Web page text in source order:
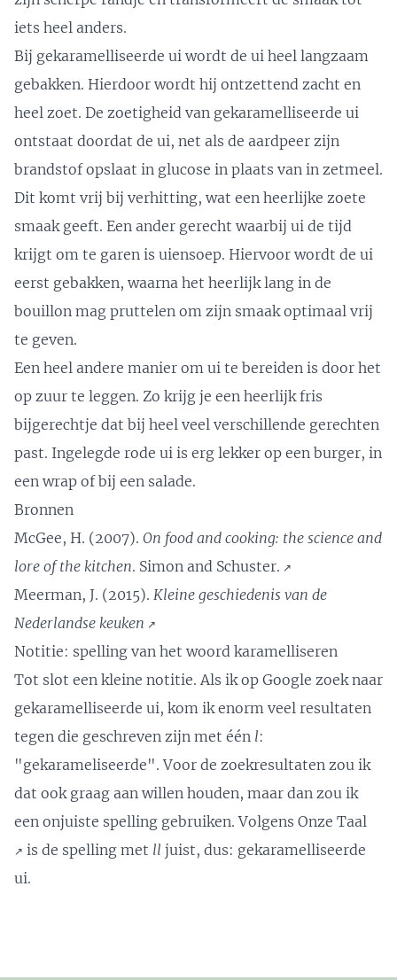
iets heel anders.
Bij gekaramelliseerde ui wordt de ui heel langzaam
gebakken. Hierdoor wordt hij ontzettend zacht en
heel zoet. De zoetigheid van gekaramelliseerde ui
ontstaat doordat de ui, net als de aardpeer zijn
brandstof opslaat in glucose in plaats van in zetmeel.
Dit komt vrij bij verhitting, wat een heerlijke zoete
smaak geeft. Een ander gerecht waarbij ui de tijd
krijgt om te garen is uiensoep. Hiervoor wordt de ui
eerst gebakken, waarna het heerlijk lang in de
bouillon mag pruttelen om zijn smaak optimaal vrij
te geven.
Een heel andere manier om ui te bereiden is door het
op zuur te leggen. Zo krijg je een heerlijk fris
bijgerechtje dat bij heel veel verschillende gerechten
past. Ingelegde rode ui is erg lekker op een burger, in
een wrap of bij een salade.
Bronnen
McGee, H. (2007). On food and cooking: the science and
lore of the kitchen. Simon and Schuster. ↗️
Meerman, J. (2015). Kleine geschiedenis van de
Nederlandse keuken ↗️
Notitie: spelling van het woord karamelliseren
Tot slot een kleine notitie. Als ik op Google zoek naar
gekaramelliseerde ui, kom ik enorm veel resultaten
tegen die geschreven zijn met één l:
"gekarameliseerde". Voor de zoekresultaten zou ik
dat ook graag aan willen houden, maar dan zou ik
een onjuiste spelling gebruiken. Volgens Onze Taal
↗️ is de spelling met ll juist, dus: gekaramelliseerde
ui.